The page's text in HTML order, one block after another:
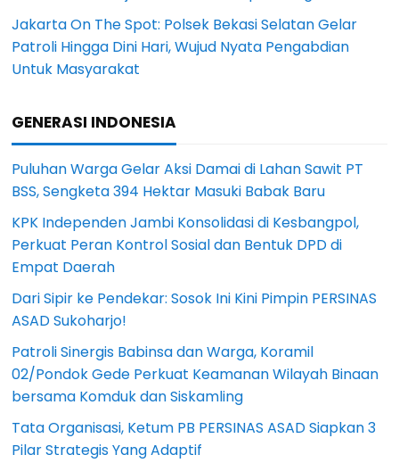
Jakarta On The Spot: Polsek Bekasi Selatan Gelar
Patroli Hingga Dini Hari, Wujud Nyata Pengabdian
Untuk Masyarakat
GENERASI INDONESIA
Puluhan Warga Gelar Aksi Damai di Lahan Sawit PT
BSS, Sengketa 394 Hektar Masuki Babak Baru
KPK Independen Jambi Konsolidasi di Kesbangpol,
Perkuat Peran Kontrol Sosial dan Bentuk DPD di
Empat Daerah
Dari Sipir ke Pendekar: Sosok Ini Kini Pimpin PERSINAS
ASAD Sukoharjo!
Patroli Sinergis Babinsa dan Warga, Koramil
02/Pondok Gede Perkuat Keamanan Wilayah Binaan
bersama Komduk dan Siskamling
Tata Organisasi, Ketum PB PERSINAS ASAD Siapkan 3
Pilar Strategis Yang Adaptif